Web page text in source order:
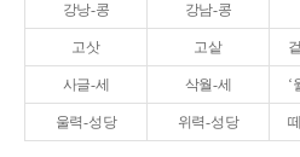
강낭-콩 강남-콩
고삿 고샅
사글-세 삭월-세 ‘
울력-성당 위력-성당